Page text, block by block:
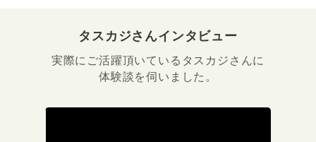
タスカジさんインタビュー
実際にご活躍頂いているタスカジさんに
体験談を伺いました。